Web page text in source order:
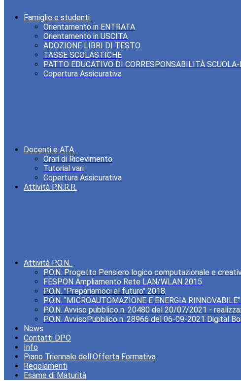
Famiglie e studenti
Orientamento in ENTRATA
Orientamento in USCITA
ADOZIONE LIBRI DI TESTO
TASSE SCOLASTICHE
PATTO EDUCATIVO DI CORRESPONSABILITÀ
Copertura Assicurativa
Docenti e ATA
Orari di Ricevimento
Tutorial vari
Copertura Assicurativa
Attività P.N.R.R.
Attività P.O.N.
P.O.N. Progetto Pensiero logico computazionale e
FESPON Ampliamento Rete LAN/WLAN 2015
P.O.N. "Prepariamoci al futuro" 2018
P.O.N. "MICROAUTOMAZIONE E ENERGIA
P.O.N. Avviso pubblico n. 20480 del 20/07/2021 -
P.O.N. AvvisoPubblico n. 28966 del 06-09-2021 Digital
News
Contatti DPO
Info
Piano Triennale dell'Offerta Formativa
Regolamenti
Esame di Maturità